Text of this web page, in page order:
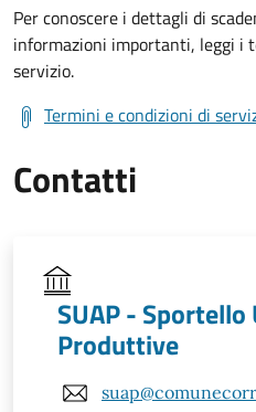
Per conoscere i dettagli di
informazioni importanti, leggi i
servizio.
Termini e condizioni di
Contatti
SUAP -
Produttive